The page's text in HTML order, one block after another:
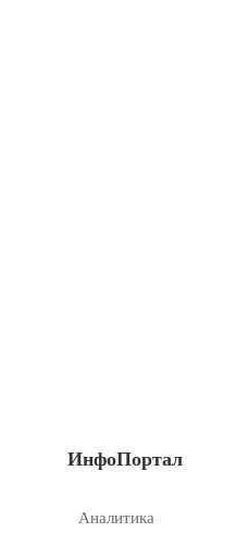
ИнфоПортал
Аналитика